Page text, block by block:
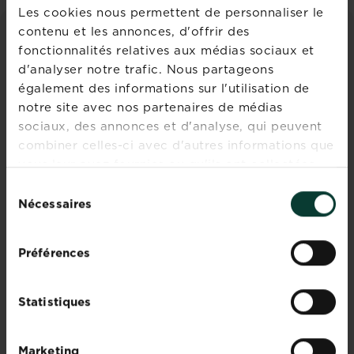
Les cookies nous permettent de personnaliser le
contenu et les annonces, d'offrir des
fonctionnalités relatives aux médias sociaux et
d'analyser notre trafic. Nous partageons
également des informations sur l'utilisation de
notre site avec nos partenaires de médias
sociaux, des annonces et d'analyse, qui peuvent
combiner celles-ci avec d'autres informations que
vous leur avez fournies ou qu'ils ont collectées
duNécessaires
Préférences
Statistiques
Marketing
CONSEILS ET INSPIRATIONS
Découvrez tous les articles
moment pour planter des
Floraison
En savoir plussur Quel est le meilleur moment pour